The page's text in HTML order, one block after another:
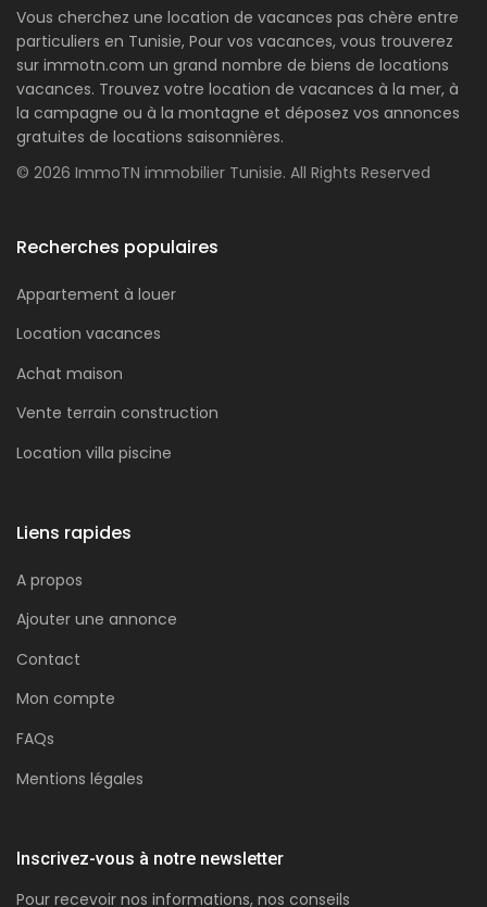
Vous cherchez une location de vacances pas chère entre
particuliers en Tunisie, Pour vos vacances, vous trouverez
sur immotn.com un grand nombre de biens de locations
vacances. Trouvez votre location de vacances à la mer, à
la campagne ou à la montagne et déposez vos annonces
gratuites de locations saisonnières.
© 2026 ImmoTN immobilier Tunisie. All Rights Reserved
Recherches populaires
Appartement à louer
Location vacances
Achat maison
Vente terrain construction
Location villa piscine
Liens rapides
A propos
Ajouter une annonce
Contact
Mon compte
FAQs
Mentions légales
Inscrivez-vous à notre newsletter
Pour recevoir nos informations, nos conseils